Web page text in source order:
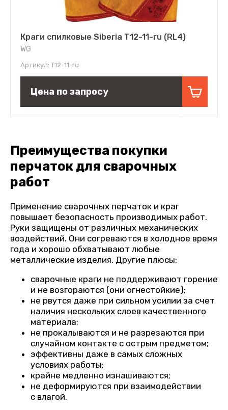
Краги спилковые Siberia T12-11-ru (RL4)
WG
Артикул: T12-11-ru
Цена по запросу
Преимущества покупки
перчаток для сварочных
работ
Применение сварочных перчаток и краг
повышает безопасность производимых работ.
Руки защищены от различных механических
воздействий. Они согреваются в холодное время
года и хорошо обхватывают любые
металлические изделия. Другие плюсы:
сварочные краги не поддерживают горение
и не возгораются (они огнестойкие);
не рвутся даже при сильном усилии за счет
наличия нескольких слоев качественного
материала;
не прокалываются и не разрезаются при
случайном контакте с острым предметом;
эффективны даже в самых сложных
условиях работы;
крайне медленно изнашиваются;
не деформируются при взаимодействии
с влагой.